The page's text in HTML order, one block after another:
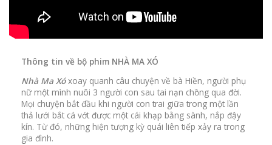
Thông tin về bộ phim NHÀ MA XÓ
Nhà Ma Xóxoay quanh câu chuyện về bà Hiền, người phụ
nữ một mình nuôi 3 người con sau tai nạn chồng qua đời.
Mọi chuyện bắt đầu khi người con trai giữa trong một lần
thả lưới bắt cá vớt được một cái khạp bằng sành, nắp đậy
kín. Từ đó, những hiện tượng kỳ quái liên tiếp xảy ra trong
gia đình.